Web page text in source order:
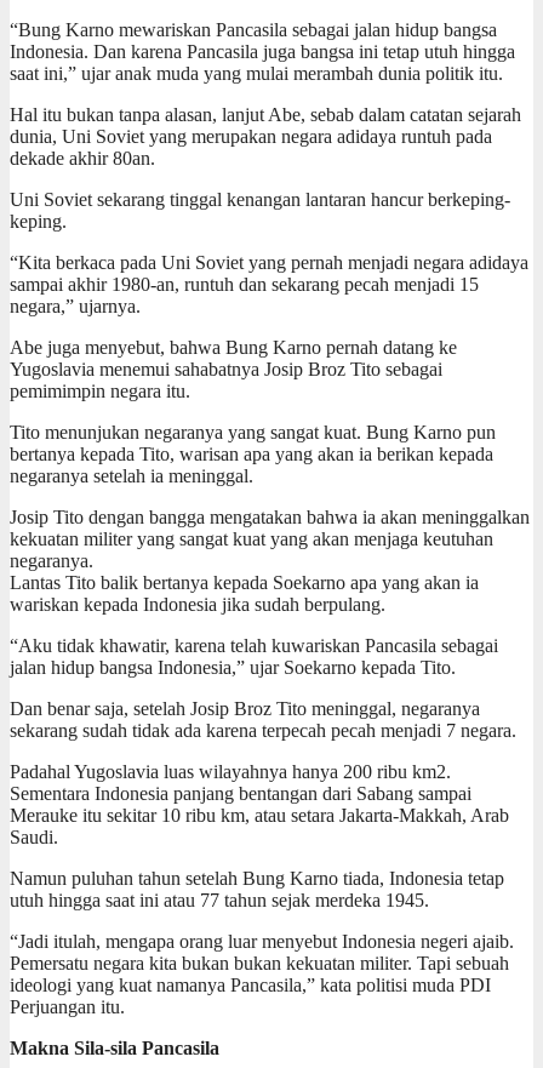
“Bung Karno mewariskan Pancasila sebagai jalan hidup bangsa
Indonesia. Dan karena Pancasila juga bangsa ini tetap utuh hingga
saat ini,” ujar anak muda yang mulai merambah dunia politik itu.
Hal itu bukan tanpa alasan, lanjut Abe, sebab dalam catatan sejarah
dunia, Uni Soviet yang merupakan negara adidaya runtuh pada
dekade akhir 80an.
Uni Soviet sekarang tinggal kenangan lantaran hancur berkeping-
keping.
“Kita berkaca pada Uni Soviet yang pernah menjadi negara adidaya
sampai akhir 1980-an, runtuh dan sekarang pecah menjadi 15
negara,” ujarnya.
Abe juga menyebut, bahwa Bung Karno pernah datang ke
Yugoslavia menemui sahabatnya Josip Broz Tito sebagai
pemimimpin negara itu.
Tito menunjukan negaranya yang sangat kuat. Bung Karno pun
bertanya kepada Tito, warisan apa yang akan ia berikan kepada
negaranya setelah ia meninggal.
Josip Tito dengan bangga mengatakan bahwa ia akan meninggalkan
kekuatan militer yang sangat kuat yang akan menjaga keutuhan
negaranya.
Lantas Tito balik bertanya kepada Soekarno apa yang akan ia
wariskan kepada Indonesia jika sudah berpulang.
“Aku tidak khawatir, karena telah kuwariskan Pancasila sebagai
jalan hidup bangsa Indonesia,” ujar Soekarno kepada Tito.
Dan benar saja, setelah Josip Broz Tito meninggal, negaranya
sekarang sudah tidak ada karena terpecah pecah menjadi 7 negara.
Padahal Yugoslavia luas wilayahnya hanya 200 ribu km2.
Sementara Indonesia panjang bentangan dari Sabang sampai
Merauke itu sekitar 10 ribu km, atau setara Jakarta-Makkah, Arab
Saudi.
Namun puluhan tahun setelah Bung Karno tiada, Indonesia tetap
utuh hingga saat ini atau 77 tahun sejak merdeka 1945.
“Jadi itulah, mengapa orang luar menyebut Indonesia negeri ajaib.
Pemersatu negara kita bukan bukan kekuatan militer. Tapi sebuah
ideologi yang kuat namanya Pancasila,” kata politisi muda PDI
Perjuangan itu.
Makna Sila-sila Pancasila